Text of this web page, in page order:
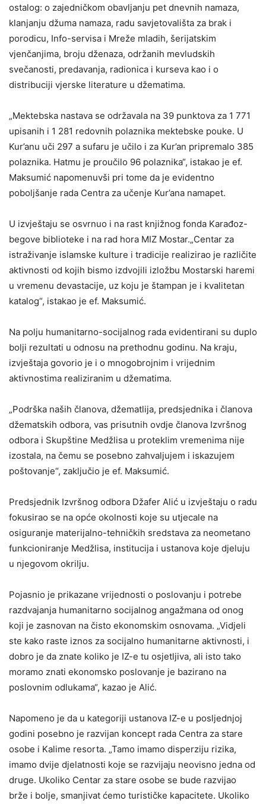
ostalog: o zajedničkom obavljanju pet dnevnih namaza,
klanjanju džuma namaza, radu savjetovališta za brak i
porodicu, Info-servisa i Mreže mladih, šerijatskim
vjenčanjima, broju dženaza, održanih mevludskih
svečanosti, predavanja, radionica i kurseva kao i o
distribuciji vjerske literature u džematima.
„Mektebska nastava se održavala na 39 punktova za 1 771
upisanih i 1 281 redovnih polaznika mektebske pouke. U
Kur’anu uči 297 a sufaru je učilo i za Kur’an pripremalo 385
polaznika. Hatmu je proučilo 96 polaznika“, istakao je ef.
Maksumić napomenuvši pri tome da je evidentno
poboljšanje rada Centra za učenje Kur’ana namapet.
U izvještaju se osvrnuo i na rast knjižnog fonda Karađoz-
begove biblioteke i na rad hora MIZ Mostar.„Centar za
istraživanje islamske kulture i tradicije realizirao je različite
aktivnosti od kojih bismo izdvojili izložbu Mostarski haremi
u vremenu devastacije, uz koju je štampan je i kvalitetan
katalog“, istakao je ef. Maksumić.
Na polju humanitarno-socijalnog rada evidentirani su duplo
bolji rezultati u odnosu na prethodnu godinu. Na kraju,
izvještaja govorio je i o mnogobrojnim i vrijednim
aktivnostima realiziranim u džematima.
„Podrška naših članova, džematlija, predsjednika i članova
džematskih odbora, vas prisutnih ovdje članova Izvršnog
odbora i Skupštine Medžlisa u proteklim vremenima nije
izostala, na čemu se posebno zahvaljujem i iskazujem
poštovanje“, zaključio je ef. Maksumić.
Predsjednik Izvršnog odbora Džafer Alić u izvještaju o radu
fokusirao se na opće okolnosti koje su utjecale na
osiguranje materijalno-tehničkih sredstava za neometano
funkcioniranje Medžlisa, institucija i ustanova koje djeluju
u njegovom okrilju.
Pojasnio je prikazane vrijednosti o poslovanju i potrebe
razdvajanja humanitarno socijalnog angažmana od onog
koji je zasnovan na čisto ekonomskim osnovama. „Vidjeli
ste kako raste iznos za socijalno humanitarne aktivnosti, i
dobro je da znate koliko je IZ-e tu osjetljiva, ali isto tako
moramo znati ekonomsko poslovanje je bazirano na
poslovnim odlukama“, kazao je Alić.
Napomeno je da u kategoriji ustanova IZ-e u posljednjoj
godini posebno je razvijan koncept rada Centra za stare
osobe i Kalime resorta. „Tamo imamo disperziju rizika,
imamo dvije djelatnosti koje se razvijaju neovisno jedna od
druge. Ukoliko Centar za stare osobe se bude razvijao
brže i bolje, smanjivat ćemo turističke kapacitete. Ukoliko